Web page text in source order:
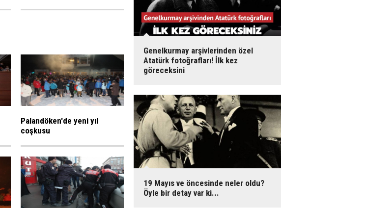
Palandöken'de yeni yıl
coşkusu
Genelkurmay arşivlerinden özel
Atatürk fotoğrafları! İlk kez
göreceksini
19 Mayıs ve öncesinde neler oldu?
Öyle bir detay var ki...